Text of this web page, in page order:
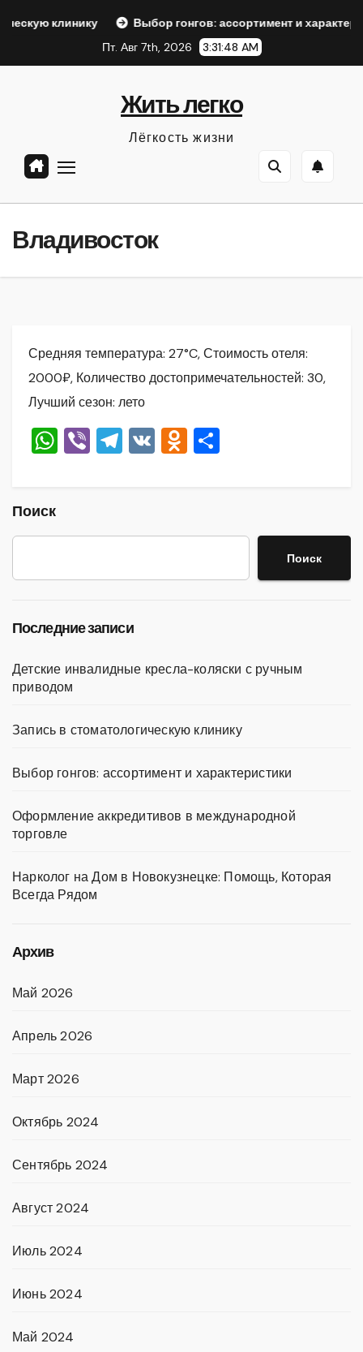
Выбор гонгов: ассортимент и характеристики
Пт. Авг 7th, 2026
3:31:49 AM
Жить легко
Лёгкость жизни
Владивосток
Средняя температура: 27°C, Стоимость отеля:
2000₽, Количество достопримечательностей: 30,
Лучший сезон: лето
W
A
p
Vi T
a
m
V O
kl
a
в
и
Поиск
Поиск
Последние записи
Детские инвалидные кресла-коляски с ручным
приводом
Запись в стоматологическую клинику
Выбор гонгов: ассортимент и характеристики
Оформление аккредитивов в международной
торговле
Нарколог на Дом в Новокузнецке: Помощь, Которая
Всегда Рядом
Архив
Май 2026
Апрель 2026
Март 2026
Октябрь 2024
Сентябрь 2024
Август 2024
Июль 2024
Июнь 2024
Май 2024